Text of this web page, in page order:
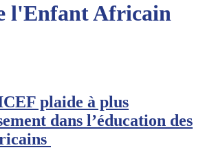
l'Enfant Africain
plaide à plus
dans l’éducation des